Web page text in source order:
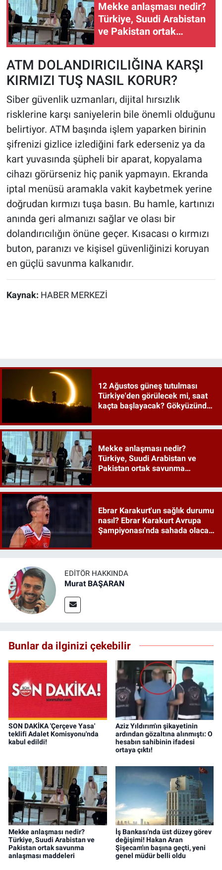
Mekke anlaşması nedir?
Türkiye, Suudi Arabistan
ve Pakistan ortak
maddeleri
ATM DOLANDIRICILIĞINA KARŞI
KIRMIZI TUŞ NASIL KORUR?
Siber güvenlik uzmanları, dijital hırsızlık
risklerine karşı saniyelerin bile önemli olduğunu
belirtiyor. ATM başında işlem yaparken birinin
şifrenizi gizlice izlediğini fark ederseniz ya da
kart yuvasında şüpheli bir aparat, kopyalama
cihazı görürseniz hiç panik yapmayın. Ekranda
iptal menüsü aramakla vakit kaybetmek yerine
doğrudan kırmızı tuşa basın. Bu hamle, kartınızı
anında geri almanızı sağlar ve olası bir
dolandırıcılığın önüne geçer. Kısacası o kırmızı
buton, paranızı ve kişisel güvenliğinizi koruyan
en güçlü savunma kalkanıdır.
Kaynak: HABER MERKEZİ
12 Ağustos güneş tutulması
Türkiye'den görülecek mi, saat
kaçta başlayacak? Gökyüzünde
Mekke anlaşması nedir?
Türkiye, Suudi Arabistan ve
Pakistan ortak savunma
Ebrar Karakurt'un sağlık durumu
nasıl? Ebrar Karakurt Avrupa
Şampiyonası'nda sahada olacak
EDITÖR HAKKINDA
Murat BAŞARAN
Bunlar da ilginizi çekebilir
SON DAKİKA 'Çerçeve Yasa'
teklifi Adalet Komisyonu'nda
kabul edildi!
Aziz Yıldırım'ın şikayetinin
ardından gözaltına alınmıştı: O
hesabın sahibinin ifadesi
ortaya çıktı!
Mekke anlaşması nedir?
Türkiye, Suudi Arabistan ve
Pakistan ortak savunma
anlaşması maddeleri
İş Bankası'nda üst düzey görev
değişimi! Hakan Aran
Şişecam'ın başına geçti, yeni
genel müdür belli oldu